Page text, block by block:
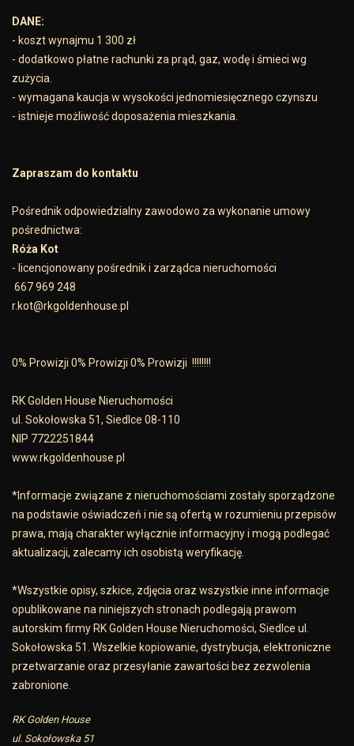
DANE:
- koszt wynajmu 1 300 zł
- dodatkowo płatne rachunki za prąd, gaz, wodę i śmieci wg
zużycia.
- wymagana kaucja w wysokości jednomiesięcznego czynszu
- istnieje możliwość doposażenia mieszkania.
Zapraszam do kontaktu
Pośrednik odpowiedzialny zawodowo za wykonanie umowy
pośrednictwa:
Róża Kot
- licencjonowany pośrednik i zarządca nieruchomości
667 969 248
r.kot@rkgoldenhouse.pl
0% Prowizji 0% Prowizji 0% Prowizji !!!!!!!!
RK Golden House Nieruchomości
ul. Sokołowska 51, Siedlce 08-110
NIP 7722251844
www.rkgoldenhouse.pl
*Informacje związane z nieruchomościami zostały sporządzone
na podstawie oświadczeń i nie są ofertą w rozumieniu przepisów
prawa, mają charakter wyłącznie informacyjny i mogą podlegać
aktualizacji, zalecamy ich osobistą weryfikację.
*Wszystkie opisy, szkice, zdjęcia oraz wszystkie inne informacje
opublikowane na niniejszych stronach podlegają prawom
autorskim firmy RK Golden House Nieruchomości, Siedlce ul.
Sokołowska 51. Wszelkie kopiowanie, dystrybucja, elektroniczne
przetwarzanie oraz przesyłanie zawartości bez zezwolenia
zabronione.
RK Golden House
ul. Sokołowska 51